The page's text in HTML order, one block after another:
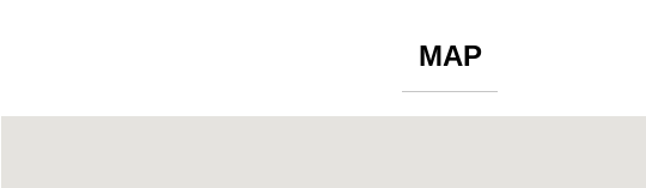
MAP